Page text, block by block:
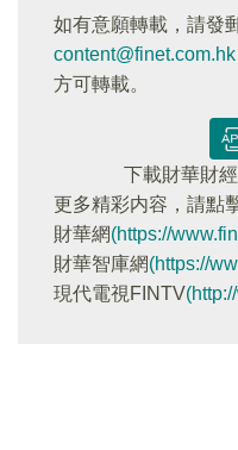
如有意願轉載，請發
content@finet.com.hk
方可轉載。
下載財華財
更多精彩内容，請點
財華網(https://
財華智庫網(https://
現代電視FINTV